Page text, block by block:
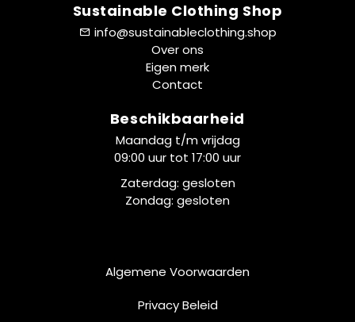
Sustainable Clothing Shop
info@sustainableclothing.shop
Over ons
Eigen merk
Contact
Beschikbaarheid
Maandag t/m vrijdag
09:00 uur tot 17:00 uur
Zaterdag: gesloten
Zondag: gesloten
Algemene Voorwaarden
Privacy Beleid